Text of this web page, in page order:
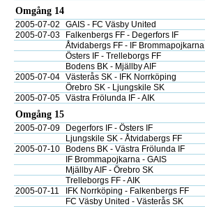
Omgång 14
2005-07-02 GAIS - FC Väsby United
2005-07-03
Falkenbergs FF - Degerfors IF
Åtvidabergs FF - IF Brommapojkarna
Östers IF - Trelleborgs FF
Bodens BK - Mjällby AIF
2005-07-04 Västerås SK - IFK Norrköping
Örebro SK - Ljungskile SK
2005-07-05 Västra Frölunda IF - AIK
Omgång 15
2005-07-09 Degerfors IF - Östers IF
Ljungskile SK - Åtvidabergs FF
2005-07-10
Bodens BK - Västra Frölunda IF
IF Brommapojkarna - GAIS
Mjällby AIF - Örebro SK
Trelleborgs FF - AIK
2005-07-11
IFK Norrköping - Falkenbergs FF
FC Väsby United - Västerås SK